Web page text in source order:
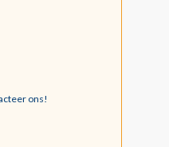
ons!